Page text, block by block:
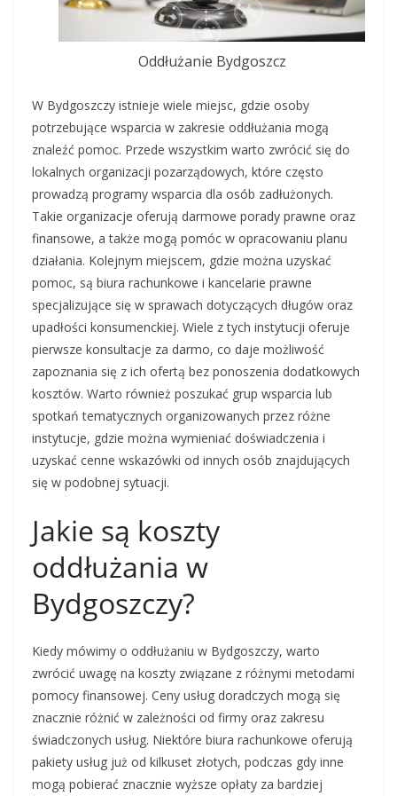
Oddłużanie Bydgoszcz
W Bydgoszczy istnieje wiele miejsc, gdzie osoby
potrzebujące wsparcia w zakresie oddłużania mogą
znaleźć pomoc. Przede wszystkim warto zwrócić się do
lokalnych organizacji pozarządowych, które często
prowadzą programy wsparcia dla osób zadłużonych.
Takie organizacje oferują darmowe porady prawne oraz
finansowe, a także mogą pomóc w opracowaniu planu
działania. Kolejnym miejscem, gdzie można uzyskać
pomoc, są biura rachunkowe i kancelarie prawne
specjalizujące się w sprawach dotyczących długów oraz
upadłości konsumenckiej. Wiele z tych instytucji oferuje
pierwsze konsultacje za darmo, co daje możliwość
zapoznania się z ich ofertą bez ponoszenia dodatkowych
kosztów. Warto również poszukać grup wsparcia lub
spotkań tematycznych organizowanych przez różne
instytucje, gdzie można wymieniać doświadczenia i
uzyskać cenne wskazówki od innych osób znajdujących
się w podobnej sytuacji.
Jakie są koszty
oddłużania w
Bydgoszczy?
Kiedy mówimy o oddłużaniu w Bydgoszczy, warto
zwrócić uwagę na koszty związane z różnymi metodami
pomocy finansowej. Ceny usług doradczych mogą się
znacznie różnić w zależności od firmy oraz zakresu
świadczonych usług. Niektóre biura rachunkowe oferują
pakiety usług już od kilkuset złotych, podczas gdy inne
mogą pobierać znacznie wyższe opłaty za bardziej